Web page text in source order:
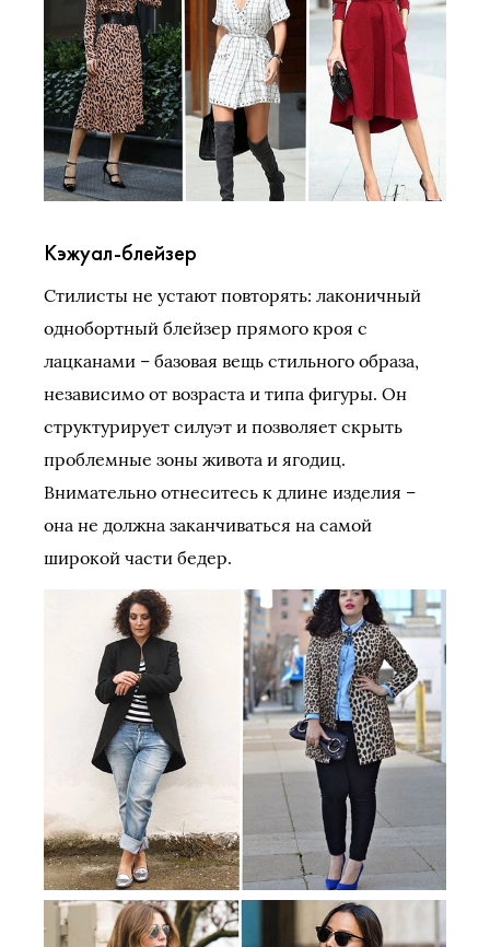
Кэжуал-блейзер
Стилисты не устают повторять: лаконичный
однобортный блейзер прямого кроя с
лацканами – базовая вещь стильного образа,
независимо от возраста и типа фигуры. Он
структурирует силуэт и позволяет скрыть
проблемные зоны живота и ягодиц.
Внимательно отнеситесь к длине изделия –
она не должна заканчиваться на самой
широкой части бедер.